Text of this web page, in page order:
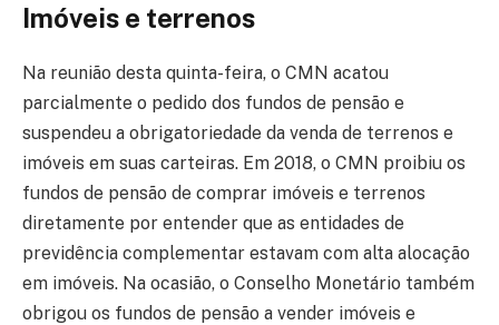
Imóveis e terrenos
Na reunião desta quinta-feira, o CMN acatou
parcialmente o pedido dos fundos de pensão e
suspendeu a obrigatoriedade da venda de terrenos e
imóveis em suas carteiras. Em 2018, o CMN proibiu os
fundos de pensão de comprar imóveis e terrenos
diretamente por entender que as entidades de
previdência complementar estavam com alta alocação
em imóveis. Na ocasião, o Conselho Monetário também
obrigou os fundos de pensão a vender imóveis e